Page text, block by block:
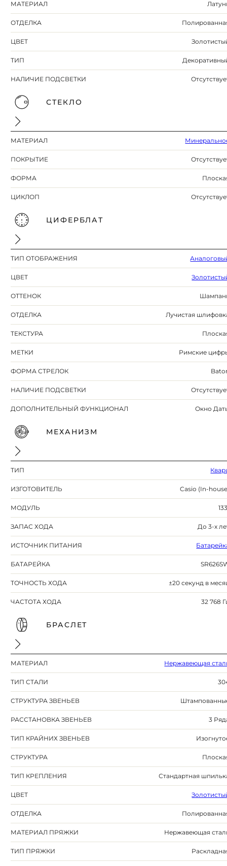
МАТЕРИАЛ
ОТДЕЛКА
ЦВЕТ
ТИП
НАЛИЧИЕ ПОДСВЕТКИ
СТЕКЛО
МАТЕРИАЛ
ПОКРЫТИЕ
ФОРМА
ЦИКЛОП
ЦИФЕРБЛАТ
ТИП ОТОБРАЖЕНИЯ
ЦВЕТ
ОТТЕНОК
ОТДЕЛКА Лучистая
ТЕКСТУРА
МЕТКИ Римские
ФОРМА СТРЕЛОК
НАЛИЧИЕ ПОДСВЕТКИ
ДОПОЛНИТЕЛЬНЫЙ ФУНКЦИОНАЛ Окно
МЕХАНИЗМ
ТИП
ИЗГОТОВИТЕЛЬ Casio (In-
МОДУЛЬ
ЗАПАС ХОДА До 3-х
ИСТОЧНИК ПИТАНИЯ
БАТАРЕЙКА
ТОЧНОСТЬ ХОДА ±20 секунд в
ЧАСТОТА ХОДА 32 768
БРАСЛЕТ
МАТЕРИАЛ Нержавеющая
ТИП СТАЛИ
СТРУКТУРА ЗВЕНЬЕВ
РАССТАНОВКА ЗВЕНЬЕВ 3
ТИП КРАЙНИХ ЗВЕНЬЕВ
СТРУКТУРА
ТИП КРЕПЛЕНИЯ Стандартная
ЦВЕТ
ОТДЕЛКА
МАТЕРИАЛ ПРЯЖКИ Нержавеющая
ТИП ПРЯЖКИ